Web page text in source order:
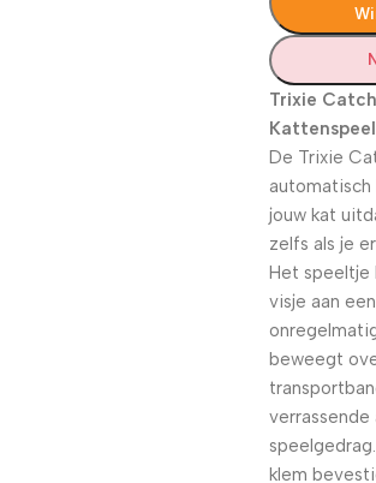
Trixie
De Trixie
jouw kat
zelfs als je
Het speeltje
visje aan
beweegt
klem